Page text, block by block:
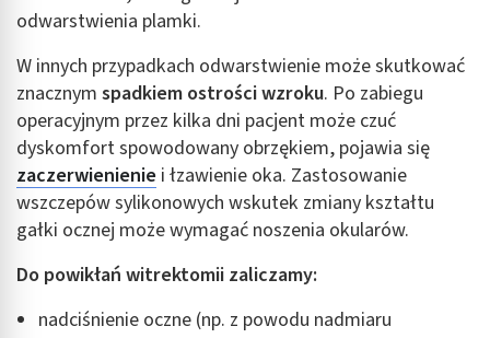
odwarstwienia plamki.
W innych przypadkach odwarstwienie może skutkować
znacznym spadkiem ostrości wzroku. Po zabiegu
operacyjnym przez kilka dni pacjent może czuć
dyskomfort spowodowany obrzękiem, pojawia się
zaczerwienienie i łzawienie oka. Zastosowanie
wszczepów sylikonowych wskutek zmiany kształtu
gałki ocznej może wymagać noszenia okularów.
Do powikłań witrektomii zaliczamy:
nadciśnienie oczne (np. z powodu nadmiaru